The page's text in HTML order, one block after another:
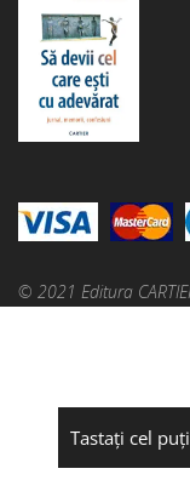
© 2021 Editura